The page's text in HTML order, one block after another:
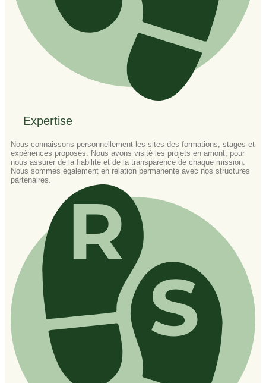
Expertise
Nous connaissons personnellement les sites des formations, stages et
expériences proposés. Nous avons visité les projets en amont, pour
nous assurer de la fiabilité et de la transparence de chaque mission.
Nous sommes également en relation permanente avec nos structures
partenaires.